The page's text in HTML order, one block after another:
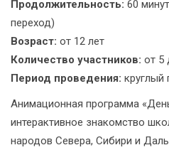
Продолжительность: 60
переход)
Возраст: от 12 лет
Количество участников: от 5
Период проведения: круглый
Анимационная программа
интерактивное знакомство
народов Севера, Сибири и